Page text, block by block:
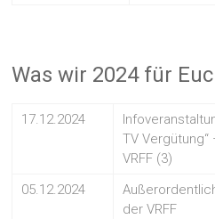
Was wir 2024 für
17.12.2024
TV
VRFF (3)
05.12.2024
der VRFF